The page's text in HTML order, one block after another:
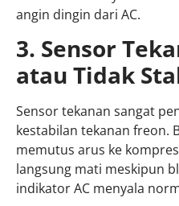
angin dingin dari AC.
3. Sensor
atau Tidak
Sensor tekanan sangat
kestabilan tekanan freon.
memutus arus ke
langsung mati meskipun
indikator AC menyala